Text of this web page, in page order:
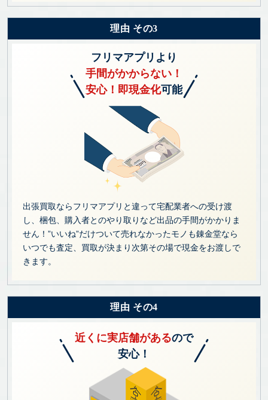
理由 その3
フリマアプリより
手間がかからない！
安心！即現金化可能
出張買取ならフリマアプリと違って宅配業者への受け渡
し、梱包、購入者とのやり取りなど出品の手間がかかりま
せん！”いいね”だけついて売れなかったモノも錬金堂なら
いつでも査定、買取が決まり次第その場で現金をお渡しで
きます。
理由 その4
近くに実店舗があるので
安心！